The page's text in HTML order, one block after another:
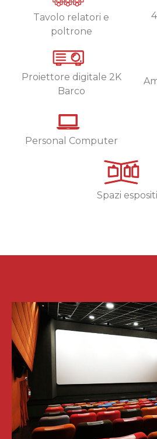
Tavolo relatori e
poltrone
Proiettore digitale 2K
Barco
Personal Computer
Spazi